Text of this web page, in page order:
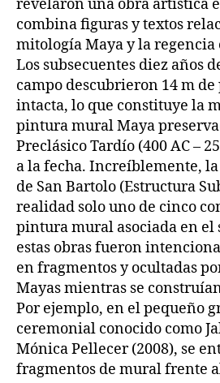
revelaron una obra artística
combina figuras y textos
mitología Maya y la regencia
Los subsecuentes diez años
campo descubrieron 14 m
intacta, lo que constituye la
pintura mural Maya
Preclásico Tardío (400 AC –
a la fecha. Increíblemente,
de San Bartolo (Estructura
realidad solo uno de cinco
pintura mural asociada en el
estas obras fueron
en fragmentos y ocultadas
Mayas mientras se
Por ejemplo, en el pequeño
ceremonial conocido como
Mónica Pellecer (2008), se
fragmentos de mural frente